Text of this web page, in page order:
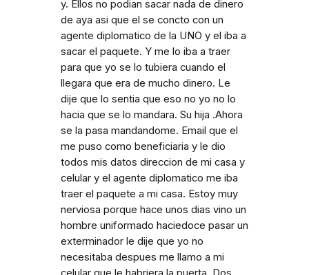
y. Ellos no podian sacar nada de dinero
de aya asi que el se concto con un
agente diplomatico de la UNO y el iba a
sacar el paquete. Y me lo iba a traer
para que yo se lo tubiera cuando el
llegara que era de mucho dinero. Le
dije que lo sentia que eso no yo no lo
hacia que se lo mandara. Su hija .Ahora
se la pasa mandandome. Email que el
me puso como beneficiaria y le dio
todos mis datos direccion de mi casa y
celular y el agente diplomatico me iba
traer el paquete a mi casa. Estoy muy
nerviosa porque hace unos dias vino un
hombre uniformado haciedoce pasar un
exterminador le dije que yo no
necesitaba despues me llamo a mi